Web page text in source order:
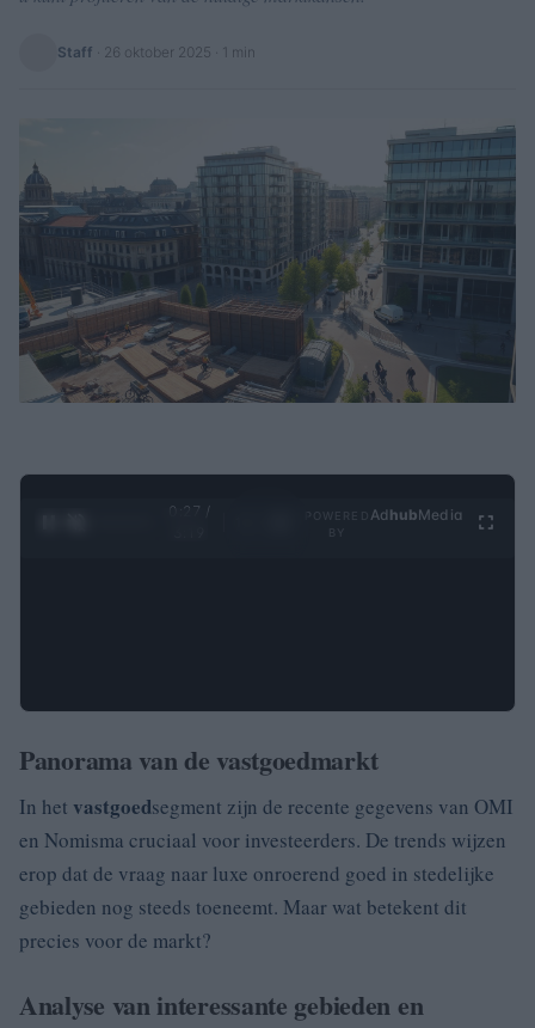
Staff 26 oktober 2025 · 1 min
0:28 /
Ad hubMedia
Panorama van de vastgoedmarkt
In het vastgoedsegment zijn de recente gegevens van OMI
en Nomisma cruciaal voor investeerders. De trends wijzen
erop dat de vraag naar luxe onroerend goed in stedelijke
gebieden nog steeds toeneemt. Maar wat betekent dit
precies voor de markt?
Analyse van interessante gebieden en